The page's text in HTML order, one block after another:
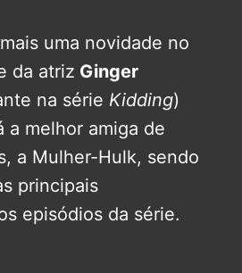
uma novidade no
da atriz Ginger
na série Kidding)
a melhor amiga de
a Mulher-Hulk, sendo
principais
episódios da série.